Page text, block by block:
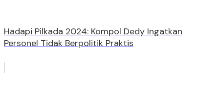
Hadapi Pilkada 2024: Kompol Dedy Ingatkan
Personel Tidak Berpolitik Praktis